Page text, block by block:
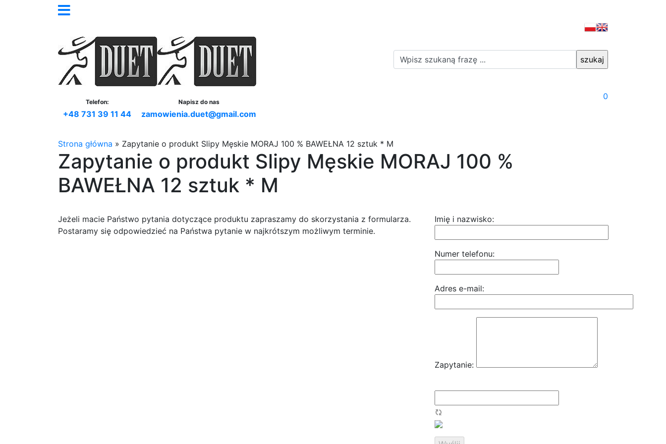
Telefon:
+48 731 39 11 44
Napisz do nas
zamowienia.duet@gmail.com
0
Strona główna » Zapytanie o produkt Slipy Męskie MORAJ 100 % BAWEŁNA 12 sztuk * M
Zapytanie o produkt Slipy Męskie MORAJ 100 %
BAWEŁNA 12 sztuk * M
Jeżeli macie Państwo pytania dotyczące produktu zapraszamy do skorzystania z formularza.
Postaramy się odpowiedzieć na Państwa pytanie w najkrótszym możliwym terminie.
Imię i nazwisko:
Numer telefonu:
Adres e-mail:
Zapytanie: